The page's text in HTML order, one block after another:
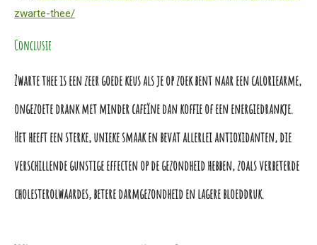
zwarte-thee/
Conclusie
Zwarte thee is een zeer goede keus als je op zoek bent naar een caloriearme,
ongezoete drank met minder cafeïne dan koffie of een energiedrankje.
Het heeft een sterke, unieke smaak en bevat allerlei antioxidanten, die
verschillende gunstige effecten op de gezondheid hebben, zoals verbeterde
cholesterolwaardes, betere darmgezondheid en lagere bloeddruk.